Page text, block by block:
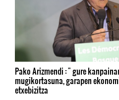
Pako Arizmendi : " gure
mugikortasuna, garapen
etxebizitza